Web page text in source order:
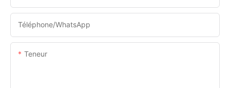
Téléphone/WhatsApp
Teneur